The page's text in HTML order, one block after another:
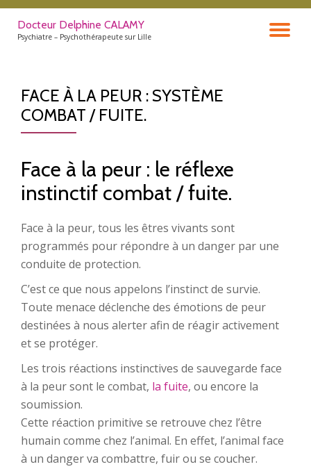
Aller
Docteur Delphine CALAMY
Psychiatre – Psychothérapeute sur Lille
FACE À LA PEUR : SYSTÈME
COMBAT / FUITE.
Face à la peur : le réflexe
instinctif combat / fuite.
Face à la peur, tous les êtres vivants sont
programmés pour répondre à un danger par une
conduite de protection.
C’est ce que nous appelons l’instinct de survie.
Toute menace déclenche des émotions de peur
destinées à nous alerter afin de réagir activement
et se protéger.
Les trois réactions instinctives de sauvegarde face
à la peur sont le combat, la fuite, ou encore la
soumission.
Cette réaction primitive se retrouve chez l’être
humain comme chez l’animal. En effet, l’animal face
à un danger va combattre, fuir ou se coucher.